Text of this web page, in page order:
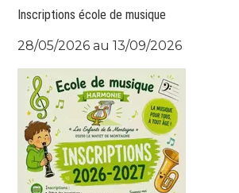
Inscriptions école de musique
28/05/2026 au 13/09/2026